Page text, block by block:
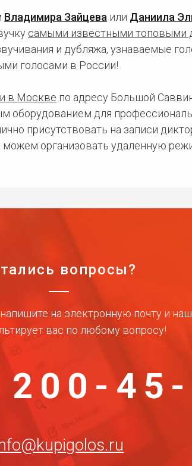
Владимира Зайцева или Даниила
самыми известными топовыми
и дубляжа, узнаваемые
голосами в России!
в Москве по адресу Большой
оборудованием для
присутствовать на записи
организовать удаленную
вопросы?
на электронную почту и
вас по любому вопросу!
200-